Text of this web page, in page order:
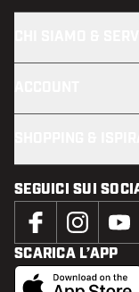
SEGUICI SUI
SCARICA L’APP